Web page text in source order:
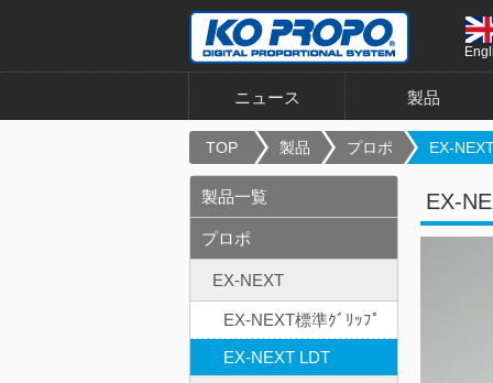
ニュース 製品
TOP 製品 プロポ EX-
EX-
製品一覧
プロポ
EX-NEXT
EX-NEXT標準ｸﾞﾘｯﾌﾟ
EX-NEXT LDT